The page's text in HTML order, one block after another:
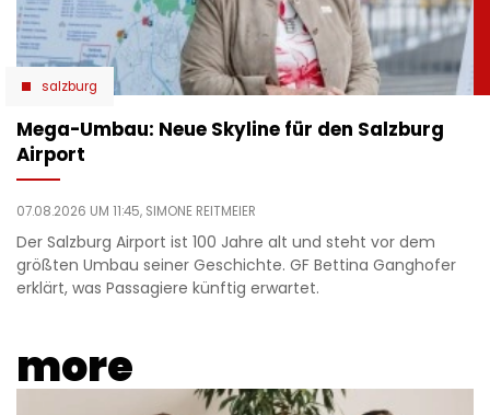
salzburg
Mega-Umbau: Neue Skyline für den Salzburg
Airport
07.08.2026 UM 11:45, SIMONE REITMEIER
Der Salzburg Airport ist 100 Jahre alt und steht vor dem
größten Umbau seiner Geschichte. GF Bettina Ganghofer
erklärt, was Passagiere künftig erwartet.
more